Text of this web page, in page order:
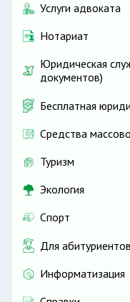
Услуги адвоката
Нотариат
Юридическая
документов)
Бесплатная
Средства
Туризм
Экология
Спорт
Для абитуриентов
Информатизация